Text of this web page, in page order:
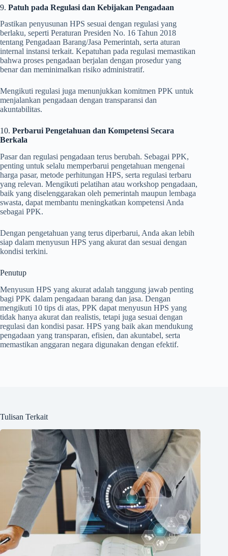
9. Patuh pada Regulasi dan Kebijakan Pengadaan
Pastikan penyusunan HPS sesuai dengan regulasi yang
berlaku, seperti Peraturan Presiden No. 16 Tahun 2018
tentang Pengadaan Barang/Jasa Pemerintah, serta aturan
internal instansi terkait. Kepatuhan pada regulasi memastikan
bahwa proses pengadaan berjalan dengan prosedur yang
benar dan meminimalkan risiko administratif.
Mengikuti regulasi juga menunjukkan komitmen PPK untuk
menjalankan pengadaan dengan transparansi dan
akuntabilitas.
10. Perbarui Pengetahuan dan Kompetensi Secara
Berkala
Pasar dan regulasi pengadaan terus berubah. Sebagai PPK,
penting untuk selalu memperbarui pengetahuan mengenai
harga pasar, metode perhitungan HPS, serta regulasi terbaru
yang relevan. Mengikuti pelatihan atau workshop pengadaan,
baik yang diselenggarakan oleh pemerintah maupun lembaga
swasta, dapat membantu meningkatkan kompetensi Anda
sebagai PPK.
Dengan pengetahuan yang terus diperbarui, Anda akan lebih
siap dalam menyusun HPS yang akurat dan sesuai dengan
kondisi terkini.
Penutup
Menyusun HPS yang akurat adalah tanggung jawab penting
bagi PPK dalam pengadaan barang dan jasa. Dengan
mengikuti 10 tips di atas, PPK dapat menyusun HPS yang
tidak hanya akurat dan realistis, tetapi juga sesuai dengan
regulasi dan kondisi pasar. HPS yang baik akan mendukung
pengadaan yang transparan, efisien, dan akuntabel, serta
memastikan anggaran negara digunakan dengan efektif.
Tulisan Terkait